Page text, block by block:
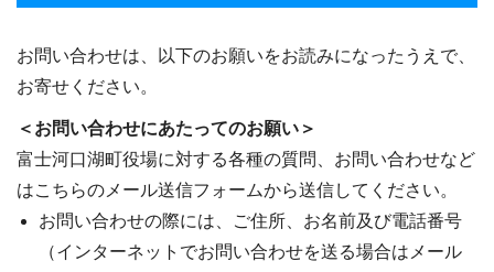
お問い合わせは、以下のお願いをお読みになったうえで、
お寄せください。
＜お問い合わせにあたってのお願い＞
富士河口湖町役場に対する各種の質問、お問い合わせなど
はこちらのメール送信フォームから送信してください。
お問い合わせの際には、ご住所、お名前及び電話番号
（インターネットでお問い合わせを送る場合はメール